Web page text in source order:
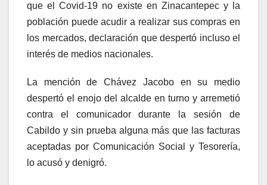
que el Covid-19 no existe en Zinacantepec y la
población puede acudir a realizar sus compras en
los mercados, declaración que despertó incluso el
interés de medios nacionales.
La mención de Chávez Jacobo en su medio
despertó el enojo del alcalde en turno y arremetió
contra el comunicador durante la sesión de
Cabildo y sin prueba alguna más que las facturas
aceptadas por Comunicación Social y Tesorería,
lo acusó y denigró.